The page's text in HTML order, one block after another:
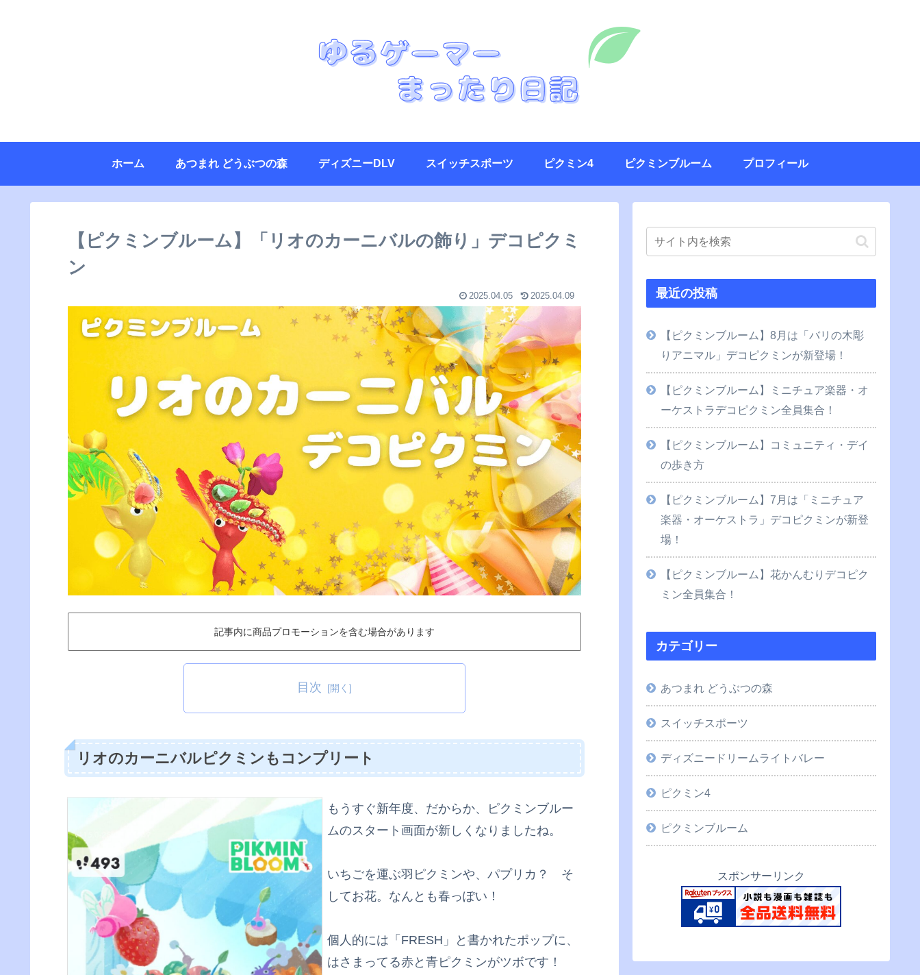
ホーム あつまれ どうぶつの森 ディズニーDLV スイッチスポーツ ピクミン4 ピクミンブルーム プロフィール
【ピクミンブルーム】「リオのカーニバルの飾り」デコピクミ
ン
2025.04.05 2025.04.09
記事内に商品プロモーションを含む場合があります
目次
リオのカーニバルピクミンもコンプリート
もうすぐ新年度、だからか、ピクミンブルー
ムのスタート画面が新しくなりましたね。
いちごを運ぶ羽ピクミンや、パプリカ？ そ
してお花。なんとも春っぽい！
個人的には「FRESH」と書かれたポップに、
はさまってる赤と青ピクミンがツボです！
最近の投稿
【ピクミンブルーム】8月は「バリの木彫
りアニマル」デコピクミンが新登場！
【ピクミンブルーム】ミニチュア楽器・オ
ーケストラデコピクミン全員集合！
【ピクミンブルーム】コミュニティ・デイ
の歩き方
【ピクミンブルーム】7月は「ミニチュア
楽器・オーケストラ」デコピクミンが新登
場！
【ピクミンブルーム】花かんむりデコピク
ミン全員集合！
カテゴリー
あつまれ どうぶつの森
スイッチスポーツ
ディズニードリームライトバレー
ピクミン4
ピクミンブルーム
スポンサーリンク